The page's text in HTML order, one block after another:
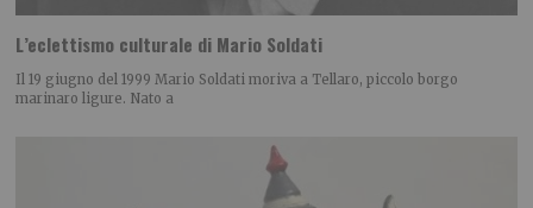
L’eclettismo culturale di Mario Soldati
Il 19 giugno del 1999 Mario Soldati moriva a Tellaro, piccolo borgo
marinaro ligure. Nato a